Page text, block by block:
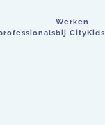
Werken
bij CityKids